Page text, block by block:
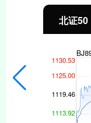
北证50